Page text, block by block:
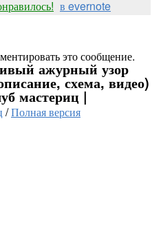
в evernote
это сообщение.
ажурный узор
схема, видео)
мастериц |
/Полная версия